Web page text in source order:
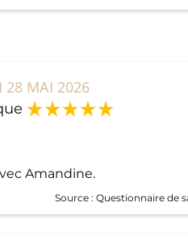
28 MAI 2026
Amandine.
Source : Questionnaire de